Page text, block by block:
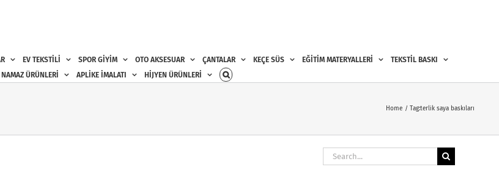
EV TEKSTİLİ SPOR GİYİM OTO AKSESUAR ÇANTALAR KEÇE SÜS EĞİTİM MATERYALLERİ
TEKSTİL BASKI
NAMAZ ÜRÜNLERİ APLİKE İMALATI HİJYEN ÜRÜNLERİ
Home Tag:terlik saya baskıları
Search
for: